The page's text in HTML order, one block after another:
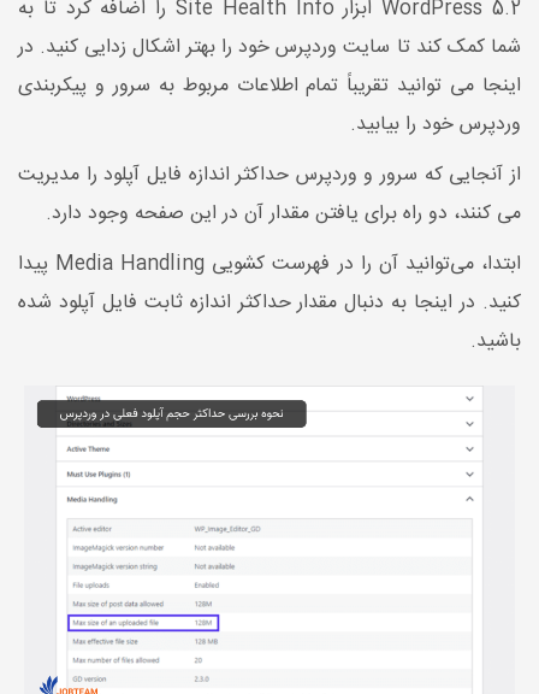
WordPress 5.2 ابزار Site Health Info را اضافه کرد تا به
شما کمک کند تا سایت وردپرس خود را بهتر اشکال زدایی کنید. در
اینجا می توانید تقریباً تمام اطلاعات مربوط به سرور و پیکربندی
وردپرس خود را بیابید.
از آنجایی که سرور و وردپرس حداکثر اندازه فایل آپلود را مدیریت
می کنند، دو راه برای یافتن مقدار آن در این صفحه وجود دارد.
ابتدا، می‌توانید آن را در فهرست کشویی Media Handling پیدا
کنید. در اینجا به دنبال مقدار حداکثر اندازه ثابت فایل آپلود شده
باشید.